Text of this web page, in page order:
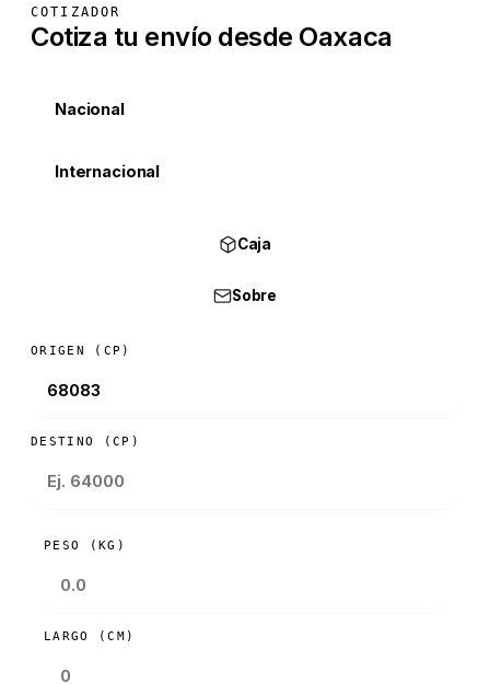
COTIZADOR
Cotiza tu envío desde Oaxaca
Nacional
Internacional
Caja
Sobre
ORIGEN (CP)
DESTINO (CP)
PESO (KG)
LARGO (CM)